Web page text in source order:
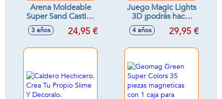
Arena Moldeable
Super Sand Castillo
Aventuras. Incluye
Arena Blanca, Azul,
3 años 24,95 €
Juego Magic Lights
3D ¡podrás hacer
tus dibujos y
creaciones en 2D y
4 años 29,95 €